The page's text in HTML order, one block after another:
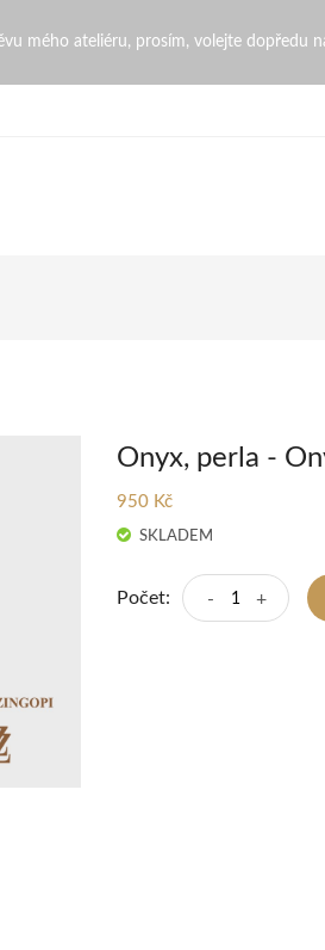
mého ateliéru, prosím, volejte
Onyx, perla -
950 Kč
SKLADEM
Počet: - +